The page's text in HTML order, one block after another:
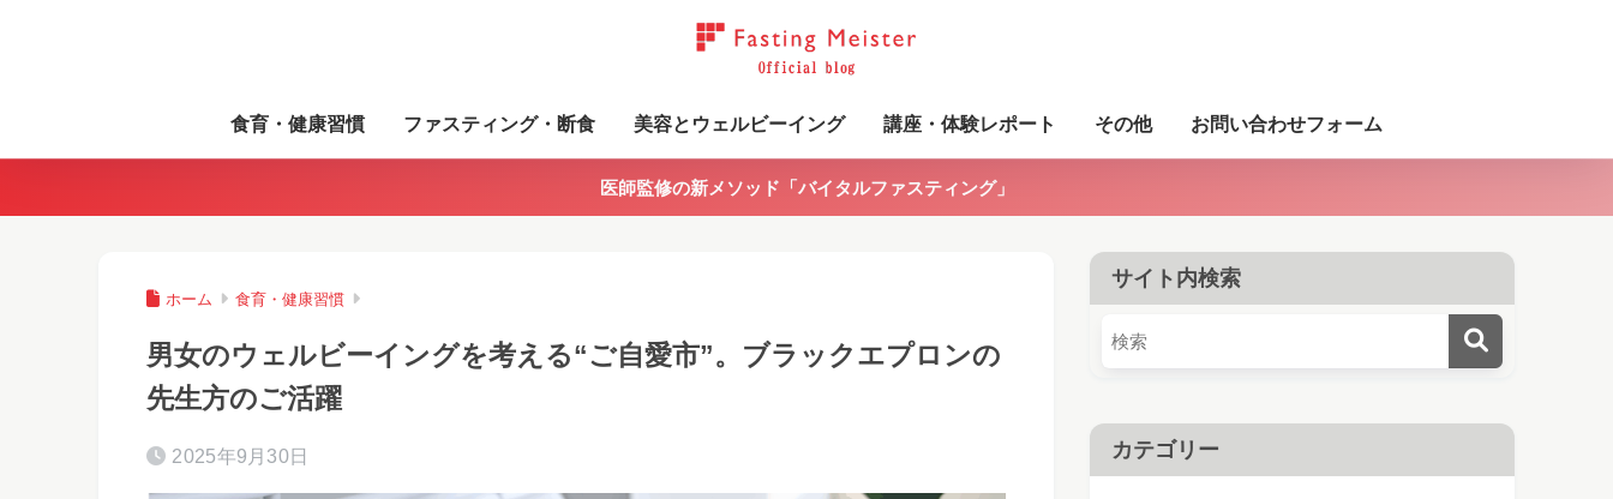
食育・健康習慣 ファスティング・断食 美容とウェルビーイング 講座・体験レポート その他 お問い合わせフォーム
医師監修の新メソッド「バイタルファスティング」
ホーム 食育・健康習慣
男女のウェルビーイングを考える“ご自愛市”。ブラックエプロンの
先生方のご活躍
2025年9月30日
サイト内検索
カテゴリー